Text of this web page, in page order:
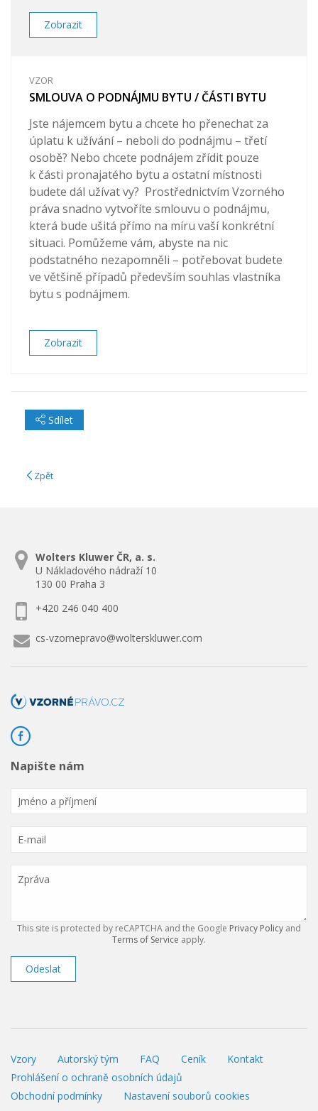
Zobrazit
VZOR
SMLOUVA O PODNÁJMU BYTU / ČÁSTI BYTU
Jste nájemcem bytu a chcete ho přenechat za
úplatu k užívání – neboli do podnájmu – třetí
osobě? Nebo chcete podnájem zřídit pouze
k části pronajatého bytu a ostatní místnosti
budete dál užívat vy? Prostřednictvím Vzorného
práva snadno vytvoříte smlouvu o podnájmu,
která bude ušitá přímo na míru vaší konkrétní
situaci. Pomůžeme vám, abyste na nic
podstatného nezapomněli – potřebovat budete
ve většině případů především souhlas vlastníka
bytu s podnájmem.
Zobrazit
Sdílet
Zpět
Wolters Kluwer ČR, a. s.
U Nákladového nádraží 10
130 00 Praha 3
+420 246 040 400
cs-vzornepravo@wolterskluwer.com
Napište nám
This site is protected by reCAPTCHA and the Google Privacy Policy and
Terms of Service apply.
Odeslat
Vzory Autorský tým FAQ Ceník
Kontakt
Prohlášení o ochraně osobních údajů
Obchodní podmínky
Nastavení souborů cookies